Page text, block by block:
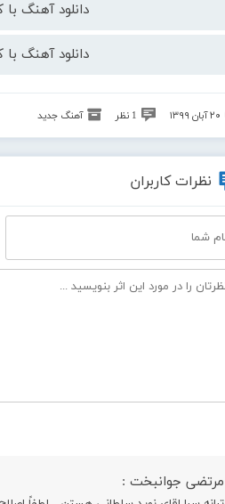
دانلود آهنگ با
دانلود آهنگ با
۲۰ آبان ۱۳۹۹ 1 نظر آهنگ جدید
نظرات کاربران
مرتضی جوانبخت :